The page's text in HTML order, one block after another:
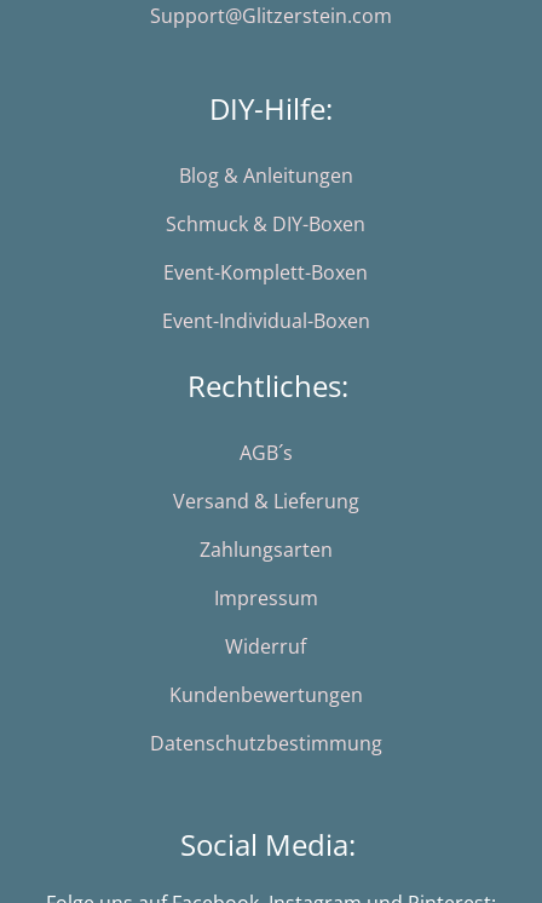
Support@Glitzerstein.com
DIY-Hilfe:
Blog & Anleitungen
Schmuck & DIY-Boxen
Event-Komplett-Boxen
Event-Individual-Boxen
Rechtliches:
AGB´s
Versand & Lieferung
Zahlungsarten
Impressum
Widerruf
Kundenbewertungen
Datenschutzbestimmung
Social Media: